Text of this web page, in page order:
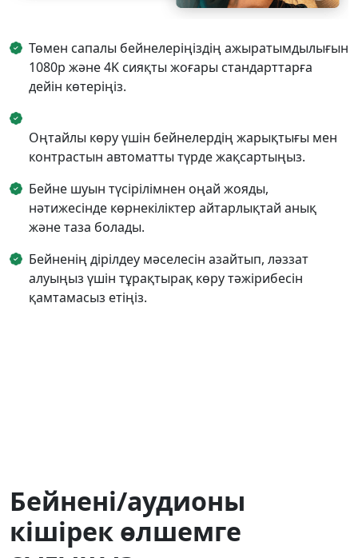
Төмен сапалы бейнелеріңіздің ажыратымдылығын
1080p және 4K сияқты жоғары стандарттарға
дейін көтеріңіз.
Оңтайлы көру үшін бейнелердің жарықтығы мен
контрастын автоматты түрде жақсартыңыз.
Бейне шуын түсірілімнен оңай жояды,
нәтижесінде көрнекіліктер айтарлықтай анық
және таза болады.
Бейненің дірілдеу мәселесін азайтып, ләззат
алуыңыз үшін тұрақтырақ көру тәжірибесін
қамтамасыз етіңіз.
Бейнені/аудионы
кішірек өлшемге